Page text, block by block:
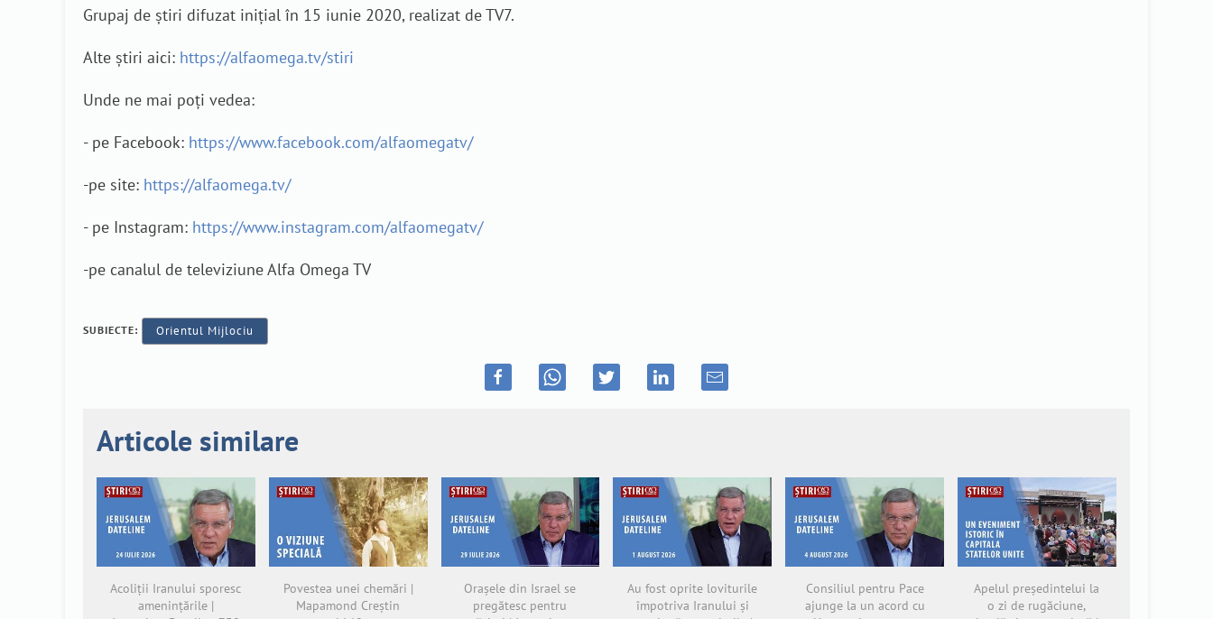
Grupaj de știri difuzat inițial în 15 iunie 2020, realizat de TV7.
Alte știri aici: https://alfaomega.tv/stiri
Unde ne mai poți vedea:
- pe Facebook: https://www.facebook.com/alfaomegatv/
-pe site: https://alfaomega.tv/
- pe Instagram: https://www.instagram.com/alfaomegatv/
-pe canalul de televiziune Alfa Omega TV
SUBIECTE: Orientul Mijlociu
Articole similare
Acoliții Iranului sporesc
amenințările |
Povestea unei chemări |
Mapamond Creștin
Orașele din Israel se
pregătesc pentru
Au fost oprite loviturile
împotriva Iranului și
Consiliul pentru Pace
ajunge la un acord cu
Apelul președintelui la
o zi de rugăciune,